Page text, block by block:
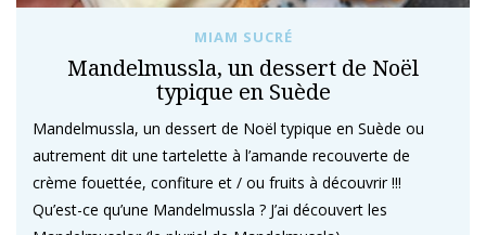
MIAM SUCRÉ
Mandelmussla, un dessert de Noël
typique en Suède
Mandelmussla, un dessert de Noël typique en Suède ou
autrement dit une tartelette à l’amande recouverte de
crème fouettée, confiture et / ou fruits à découvrir !!!
Qu’est-ce qu’une Mandelmussla ? J’ai découvert les